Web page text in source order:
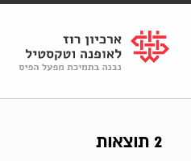
Shenkar
Logo
2 תוצאות